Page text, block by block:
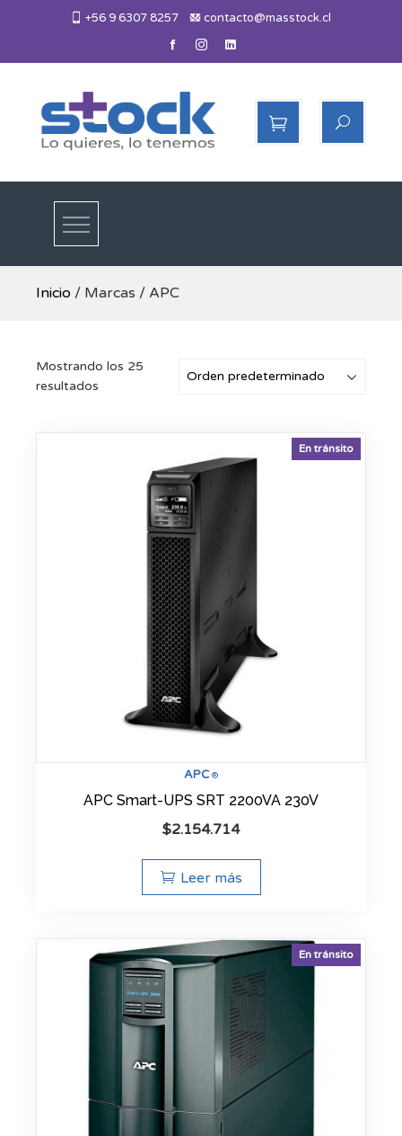
+56 9 6307 8257 contacto@masstock.cl
Más Stock
Inicio / Marcas / APC
Mostrando los 25
resultados
APC ®
En tránsito
APC Smart-UPS SRT 2200VA 230V
$2.154.714
Leer más
En tránsito